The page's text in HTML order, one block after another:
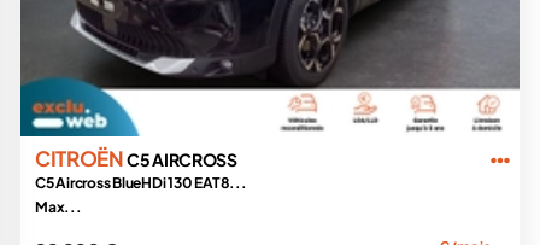
CITROËNC5 AIRCROSS
C5 Aircross BlueHDi 130 EAT8...
Max...